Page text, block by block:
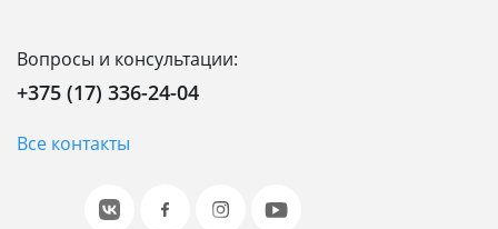
Вопросы и консультации:
+375 (17) 336-24-04
Все контакты